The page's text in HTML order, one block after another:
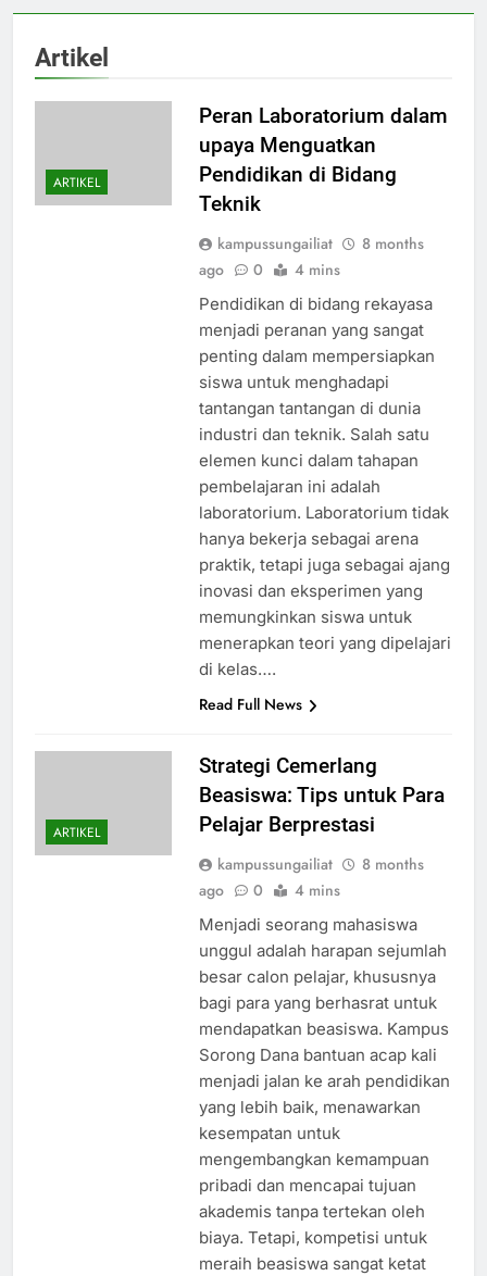
Artikel
ARTIKEL
Peran Laboratorium dalam
upaya Menguatkan
Pendidikan di Bidang
Teknik
kampussungailiat
8 months
ago
0 4 mins
Pendidikan di bidang rekayasa
menjadi peranan yang sangat
penting dalam mempersiapkan
siswa untuk menghadapi
tantangan tantangan di dunia
industri dan teknik. Salah satu
elemen kunci dalam tahapan
pembelajaran ini adalah
laboratorium. Laboratorium tidak
hanya bekerja sebagai arena
praktik, tetapi juga sebagai ajang
inovasi dan eksperimen yang
memungkinkan siswa untuk
menerapkan teori yang dipelajari
di kelas….
Read Full News
ARTIKEL
Strategi Cemerlang
Beasiswa: Tips untuk Para
Pelajar Berprestasi
kampussungailiat
8 months
ago
0 4 mins
Menjadi seorang mahasiswa
unggul adalah harapan sejumlah
besar calon pelajar, khususnya
bagi para yang berhasrat untuk
mendapatkan beasiswa. Kampus
Sorong Dana bantuan acap kali
menjadi jalan ke arah pendidikan
yang lebih baik, menawarkan
kesempatan untuk
mengembangkan kemampuan
pribadi dan mencapai tujuan
akademis tanpa tertekan oleh
biaya. Tetapi, kompetisi untuk
meraih beasiswa sangat ketat